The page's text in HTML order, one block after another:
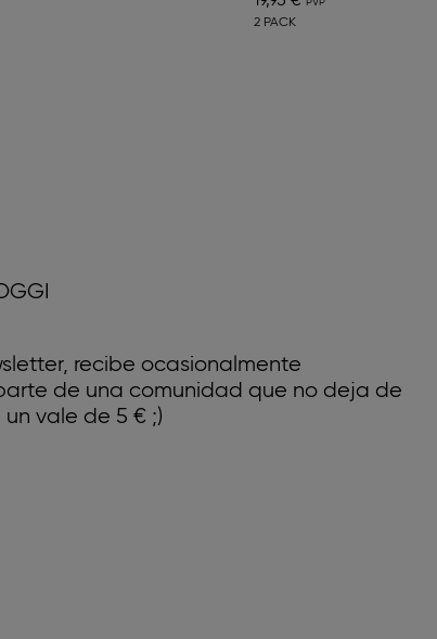
2 PACK
recibe ocasionalmente
de una comunidad que no deja de
vale de 5 € ;)